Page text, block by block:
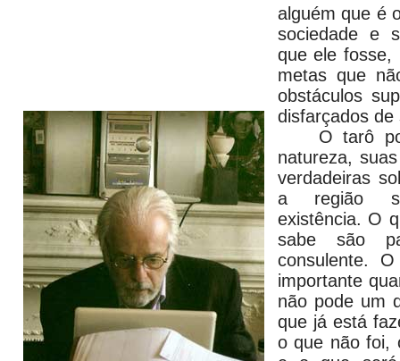
alguém que é
sociedade e
que ele fosse,
metas que
obstáculos
disfarçados de
O tarô
natureza,
verdadeiras
a região
existência. O
sabe são
consulente.
importante
não pode um
que já está
o que não foi,